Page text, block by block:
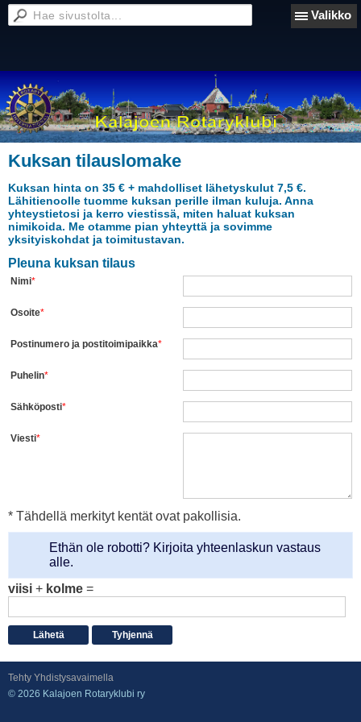
Valikko
Kuksan tilauslomake
Kuksan hinta on 35 € + mahdolliset lähetyskulut 7,5 €.
Lähitienoolle tuomme kuksan perille ilman kuluja. Anna
yhteystietosi ja kerro viestissä, miten haluat kuksan
nimikoida. Me otamme pian yhteyttä ja sovimme
yksityiskohdat ja toimitustavan.
Pleuna kuksan tilaus
Nimi*
Osoite*
Postinumero ja postitoimipaikka*
Puhelin*
Sähköposti*
Viesti*
* Tähdellä merkityt kentät ovat pakollisia.
Ethän ole robotti? Kirjoita yhteenlaskun vastaus
alle.
viisi + kolme =
Tehty Yhdistysavaimella
© 2026 Kalajoen Rotaryklubi ry